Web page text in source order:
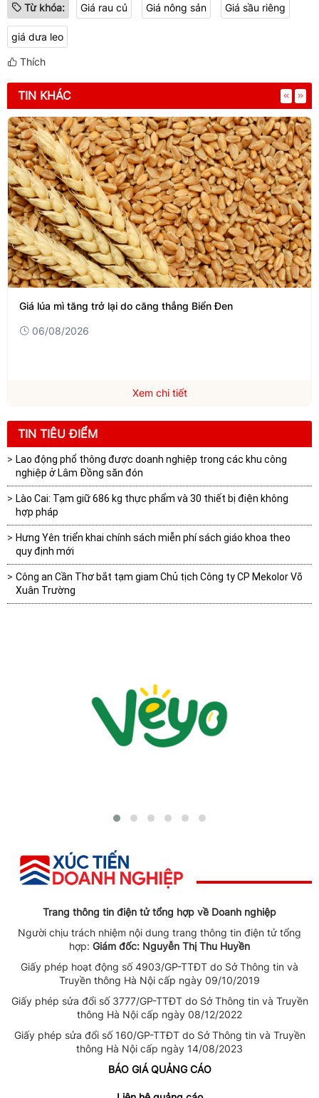
Từ khóa: Giá rau củ Giá nông sản Giá sầu riêng
giá dưa leo
Thích
TIN KHÁC
Giá lúa mì tăng trở lại do căng thẳng Biển Đen
06/08/2026
Xem chi tiết
TIN TIÊU ĐIỂM
Lao động phổ thông được doanh nghiệp trong các khu công
nghiệp ở Lâm Đồng săn đón
Lào Cai: Tạm giữ 686 kg thực phẩm và 30 thiết bị điện không
hợp pháp
Hưng Yên triển khai chính sách miễn phí sách giáo khoa theo
quy định mới
Công an Cần Thơ bắt tạm giam Chủ tịch Công ty CP Mekolor Võ
Xuân Trường
Trang thông tin điện tử tổng hợp về Doanh nghiệp
Người chịu trách nhiệm nội dung trang thông tin điện tử tổng
hợp: Giám đốc: Nguyễn Thị Thu Huyền
Giấy phép hoạt động số 4903/GP-TTĐT do Sở Thông tin và
Truyền thông Hà Nội cấp ngày 09/10/2019
Giấy phép sửa đổi số 3777/GP-TTĐT do Sở Thông tin và Truyền
thông Hà Nội cấp ngày 08/12/2022
Giấy phép sửa đổi số 160/GP-TTĐT do Sở Thông tin và Truyền
thông Hà Nội cấp ngày 14/08/2023
BÁO GIÁ QUẢNG CÁO